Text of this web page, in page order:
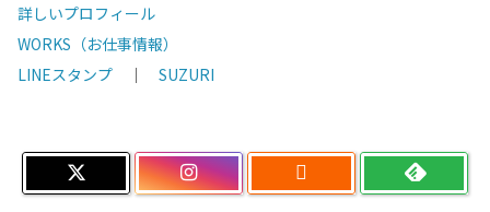
詳しいプロフィール
WORKS（お仕事情報）
LINEスタンプ ｜ SUZURI
